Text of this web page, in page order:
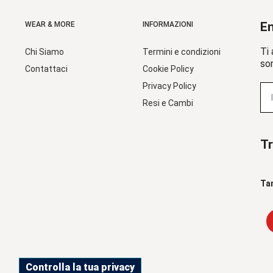
WEAR & MORE
Chi Siamo
Contattaci
INFORMAZIONI
Termini e condizioni
Cookie Policy
Privacy Policy
Resi e Cambi
Ti
Controlla la tua privacy